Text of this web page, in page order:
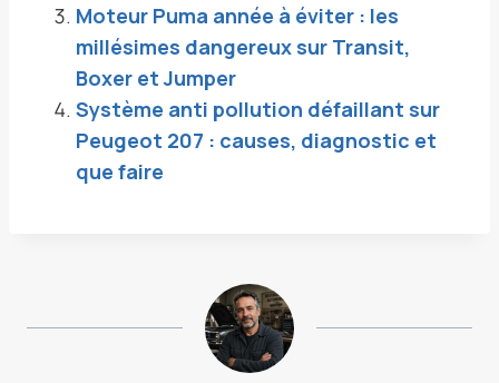
Moteur Puma année à éviter : les
millésimes dangereux sur Transit,
Boxer et Jumper
Système anti pollution défaillant sur
Peugeot 207 : causes, diagnostic et
que faire